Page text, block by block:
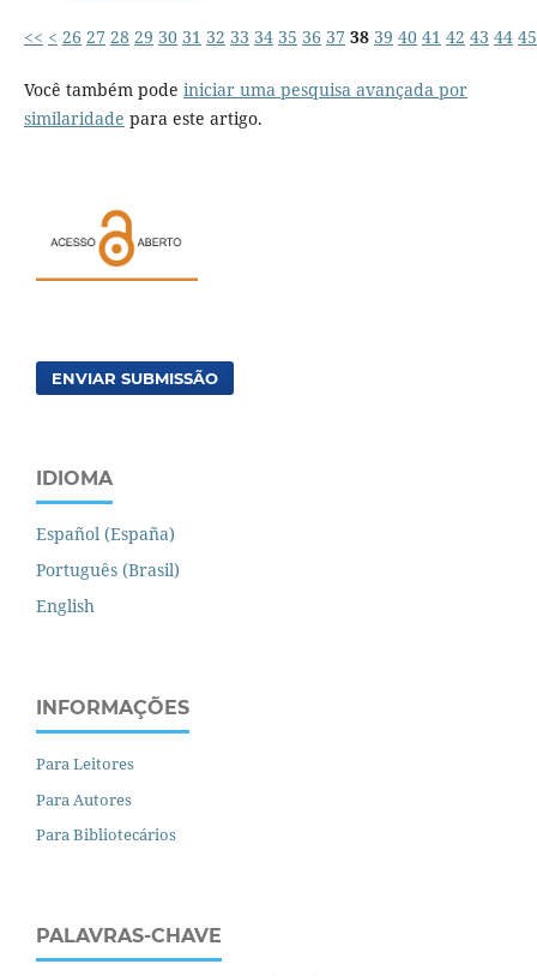
<< < 26 27 28 29 30 31 32 33 34 35 36 37 38 39 40 41 42 43 44 45
Você também pode iniciar uma pesquisa avançada por
similaridade para este artigo.
ENVIAR SUBMISSÃO
IDIOMA
Español (España)
Português (Brasil)
English
INFORMAÇÕES
Para Leitores
Para Autores
Para Bibliotecários
PALAVRAS-CHAVE